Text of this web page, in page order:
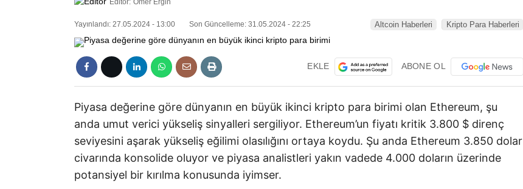
Editör: Ömer Ergin
Yayınlandı: 27.05.2024 - 13:00 Son Güncelleme: 31.05.2024 - 22:25 Altcoin Haberleri Kripto Para Haberleri
EKLE ABONE OL
Piyasa değerine göre dünyanın en büyük ikinci kripto para birimi olan Ethereum, şu
anda umut verici yükseliş sinyalleri sergiliyor. Ethereum’un fiyatı kritik 3.800 $ direnç
seviyesini aşarak yükseliş eğilimi olasılığını ortaya koydu. Şu anda Ethereum 3.850 dolar
civarında konsolide oluyor ve piyasa analistleri yakın vadede 4.000 doların üzerinde
potansiyel bir kırılma konusunda iyimser.